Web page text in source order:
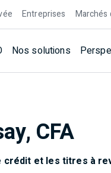
Entreprises Marchés
Nos solutions
CFA
et les titres à